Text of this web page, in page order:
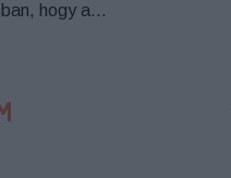
hogy a…